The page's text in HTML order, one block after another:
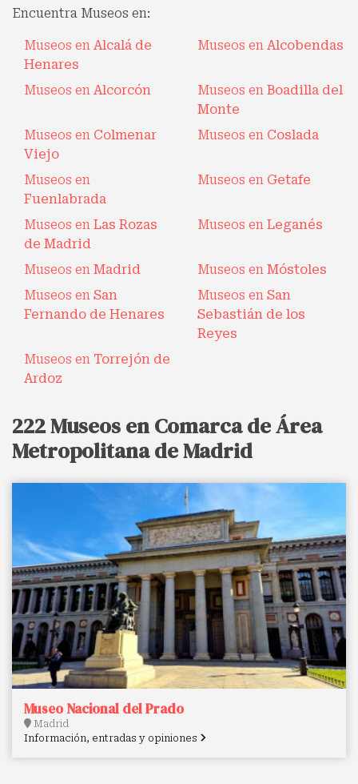
Encuentra Museos en:
Museos en Alcalá de
Henares
Museos en Alcobendas
Museos en Alcorcón Museos en Boadilla del
Monte
Museos en Colmenar
Viejo
Museos en Coslada
Museos en
Fuenlabrada
Museos en Getafe
Museos en Las Rozas
de Madrid
Museos en Leganés
Museos en Madrid Museos en Móstoles
Museos en San
Fernando de Henares
Museos en San
Sebastián de los
Reyes
Museos en Torrejón de
Ardoz
222 Museos en Comarca de Área
Metropolitana de Madrid
Museo Nacional del Prado
Madrid
Información, entradas y opiniones